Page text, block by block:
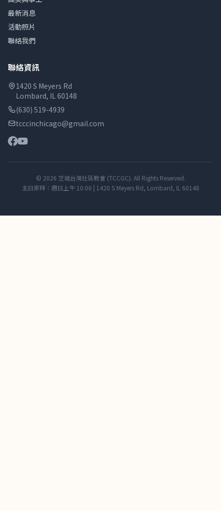
最新消息
活動照片
聯絡我們
聯絡資訊
1420 S Meyers Rd
Lombard, IL 60148
(630) 519-4939
tcccinchicago@gmail.com
© 2026 芝城台灣社區教會 (TCCGC). All Rights Reserved.
主日崇拜：週日上午 10:00 | 1420 S Meyers Rd, Lombard, IL 60148